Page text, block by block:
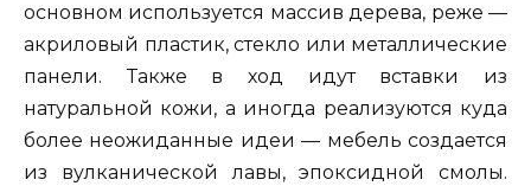
основном используется массив дерева, реже —
акриловый пластик, стекло или металлические
панели. Также в ход идут вставки из
натуральной кожи, а иногда реализуются куда
более неожиданные идеи — мебель создается
из вулканической лавы, эпоксидной смолы.